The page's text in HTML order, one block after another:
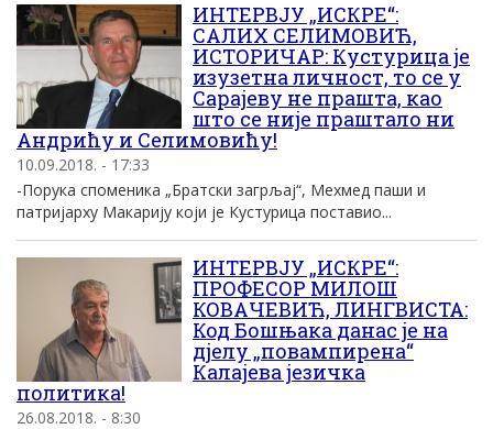
ИНТЕРВЈУ „ИСКРЕ“:
САЛИХ СЕЛИМОВИЋ,
ИСТОРИЧАР: Кустурица је
изузетна личност, то се у
Сарајеву не прашта, као
што се није праштало ни
Андрићу и Селимовићу!
10.09.2018. - 17:33
-Порука споменика „Братски загрљај“, Мехмед паши и
патријарху Макарију који је Кустурица поставио...
ИНТЕРВЈУ „ИСКРЕ“:
ПРОФЕСОР МИЛОШ
КОВАЧЕВИЋ, ЛИНГВИСТА:
Код Бошњака данас је на
дјелу „повампирена“
Калајева језичка
политика!
26.08.2018. - 8:30